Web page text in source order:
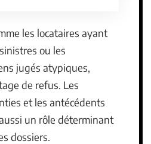
les locataires ayant
ou les
jugés atypiques,
de refus. Les
et les antécédents
un rôle déterminant
dossiers.